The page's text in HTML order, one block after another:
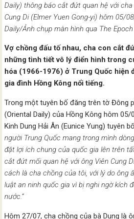
Daily) thông báo cắt đứt quan hệ với
Cung Di (Elmer Yuen Gong-yi) hôm 05/
Daily/Ảnh chụp màn hình qua The
Vợ chồng đấu tố nhau, cha con cắt
những tình tiết vô lý điển hình trong
hóa (1966-1976) ở Trung Quốc hiện
gia đình Hồng Kông nổi tiếng.
Trong một tuyên bố đăng trên tờ Đông
(Oriental Daily) của Hồng Kông hôm
Kinh Dung Hải Ân (Eunice Yung) tuyên
người Trung Quốc mang trong mình
đặt lợi ích chung của quốc gia lên trên
cắt đứt mối quan hệ với ông Viên Cung
cách là cha chồng của tôi, với lý do ông
luật an ninh quốc gia vì bị nghi ngờ kích
nước.”
Hôm 27/07, cha chồng của bà Dung là